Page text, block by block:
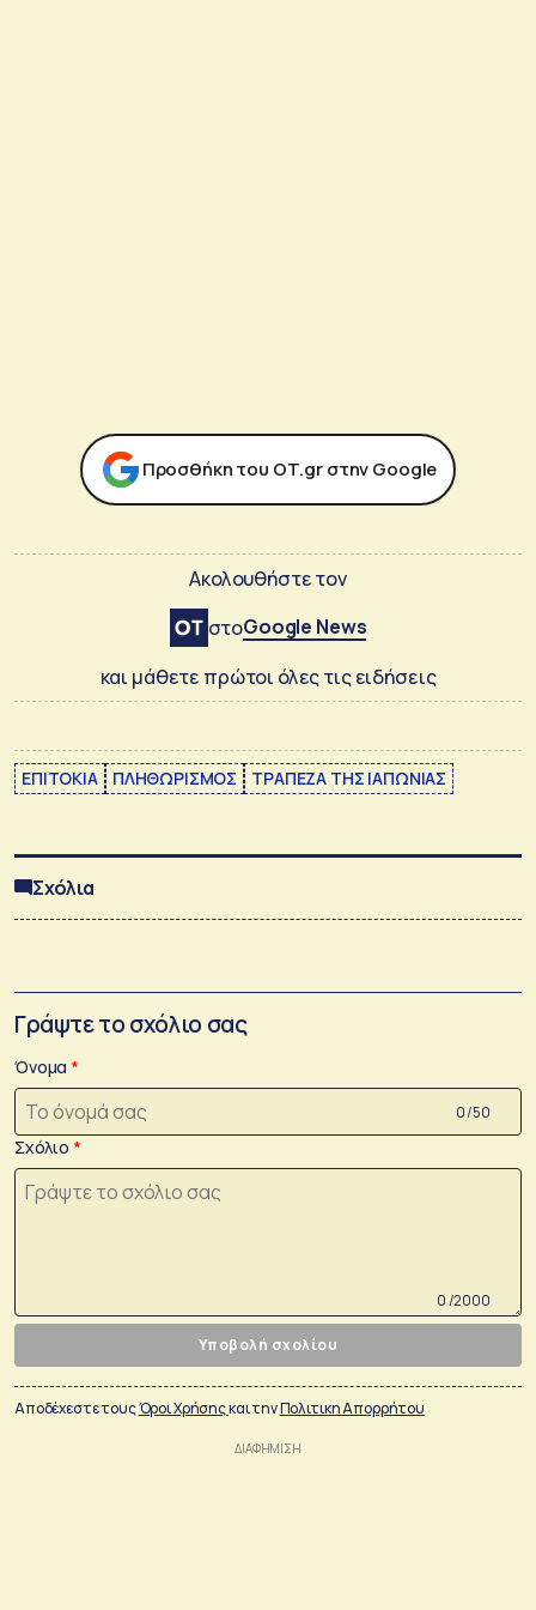
Προσθήκη του ΟΤ.gr στην Google
Ακολουθήστε τον
στοGoogle News
και μάθετε πρώτοι όλες τις ειδήσεις
ΕΠΙΤΟΚΙΑ ΠΛΗΘΩΡΙΣΜΟΣ ΤΡΑΠΕΖΑ ΤΗΣ ΙΑΠΩΝΙΑΣ
Σχόλια
Γράψτε το σχόλιο σας
Όνομα
0 /50
Σχόλιο
0 /2000
Υποβολή σχολίου
Αποδέχεστε τουςΌροι Χρήσηςκαι τηνΠολιτικη Απορρήτου